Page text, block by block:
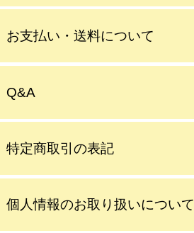
お支払い・送料について
Q&A
特定商取引の表記
個人情報のお取り扱いについて